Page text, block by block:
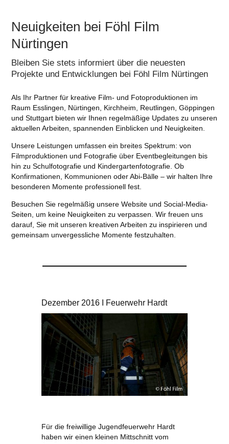
Neuigkeiten bei Föhl Film
Nürtingen
Bleiben Sie stets informiert über die neuesten
Projekte und Entwicklungen bei Föhl Film Nürtingen
Als Ihr Partner für kreative Film- und Fotoproduktionen im
Raum Esslingen, Nürtingen, Kirchheim, Reutlingen, Göppingen
und Stuttgart bieten wir Ihnen regelmäßige Updates zu unseren
aktuellen Arbeiten, spannenden Einblicken und Neuigkeiten.
Unsere Leistungen umfassen ein breites Spektrum: von
Filmproduktionen und Fotografie über Eventbegleitungen bis
hin zu Schulfotografie und Kindergartenfotografie. Ob
Konfirmationen, Kommunionen oder Abi-Bälle – wir halten Ihre
besonderen Momente professionell fest.
Besuchen Sie regelmäßig unsere Website und Social-Media-
Seiten, um keine Neuigkeiten zu verpassen. Wir freuen uns
darauf, Sie mit unseren kreativen Arbeiten zu inspirieren und
gemeinsam unvergessliche Momente festzuhalten.​
Dezember 2016 I Feuerwehr Hardt
Für die freiwillige Jugendfeuerwehr Hardt
haben wir einen kleinen Mittschnitt vom